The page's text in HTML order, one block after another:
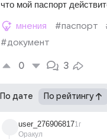
что мой паспорт
мнения #паспорт
#документ
0 3
По дате По рейтингу
user_276906817
Оракул
1г